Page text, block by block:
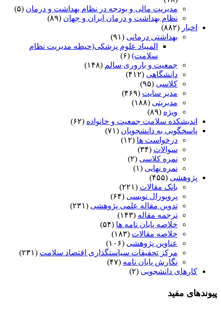
مدیریت مالی و بودجه در نظام بهداشت و درمان (۵)
نظام بهداشت و درمان ایران و جهان (۸۹)
اخبار (۸۸۲)
بهداشتی درمانی (۹۱)
المپیاد علوم پزشکی(حیطه مدیریت نظام
سلامت) (۶)
جمعیت و باروری سالم (۱۴۸)
دانشگاهی (۴۱۲)
کلاسی (۹۵)
مدیر سایت (۴۶۹)
مدیریتی (۱۸۸)
ویژه (۸۹)
اندیشکده سلامت جمعیت و خانواده (۶۲)
پاسخگویی به دانشجویان (۷۱)
درخواست ها (۱۲)
سوالات (۳۴)
نمره کلاسی (۲)
نمره نهایی (۱)
پژوهشی (۴۵۵)
بانک مقالات (۲۲۱)
پروپوزال نویسی (۶۴)
تدوین مقاله علمی پژوهشی (۲۳۱)
ترجمه مقاله (۱۴۳)
خلاصه پایان نامه ها (۵۴)
خلاصه مقالات (۱۸۳)
عناوین پژوهشی (۱۰۶)
مرکز تحقیقات سیاستگذاری اقتصاد سلامت (۲۳۱)
نگارش پایان نامه (۴۷)
کارهای دانشجویی (۲)
پیوندهای مفید